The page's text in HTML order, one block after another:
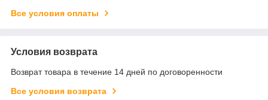
Все условия оплаты
Условия возврата
Возврат товара в течение 14 дней по договоренности
Все условия возврата